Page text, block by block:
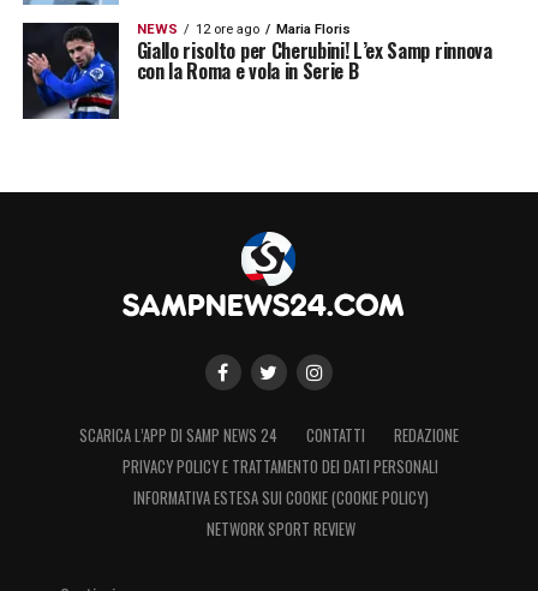
NEWS 12 ore ago Maria Floris
Giallo risolto per Cherubini! L’ex Samp rinnova
con la Roma e vola in Serie B
SCARICA L’APP DI SAMP NEWS 24 CONTATTI
REDAZIONE
PRIVACY POLICY E TRATTAMENTO DEI DATI PERSONALI
INFORMATIVA ESTESA SUI COOKIE (COOKIE POLICY)
NETWORK SPORT REVIEW